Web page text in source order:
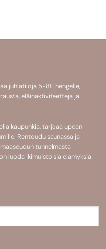
juhlatiloja 5-80 hengelle,
eläinaktiviteetteja ja
kaupunkia, tarjoaa upean
Rentoudu saunassa ja
tunnelmasta
luoda ikimuistoisia elämyksiä